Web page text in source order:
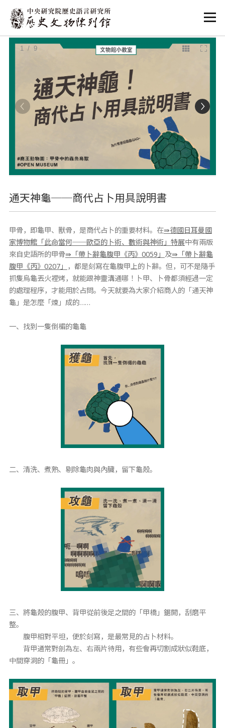
:::
:::
1/ 9
通天神龜──商代占卜用具說明書
甲骨，即龜甲、獸骨，是商代占卜的重要材料。在⇛德國日耳曼國
家博物館「此命當何──歐亞的卜術、數術與神術」特展中有兩版
來自史語所的甲骨⇛「帶卜辭龜腹甲《丙》0059」 及⇛「帶卜辭龜
腹甲《丙》0207」
，都是刻寫在龜腹甲上的卜辭。但，可不是隨手
抓隻烏龜丟火裡烤，就能跟神靈溝通哪！卜甲、卜骨都須經過一定
的處理程序，才能用於占問。今天就要為大家介紹商人的「通天神
龜」是怎麼「煉」成的……
一、找到一隻倒楣的龜龜
二、清洗、煮熟、剔除龜肉與內臟，留下龜殼。
三、將龜殼的腹甲、背甲從前後足之間的「甲橋」鋸開，刮磨平
整。
腹甲相對平坦，便於刻寫，是最常見的占卜材料。
背甲通常對剖為左、右兩片待用，有些會再切割成狀似鞋底，
中間穿洞的「龜冊」。